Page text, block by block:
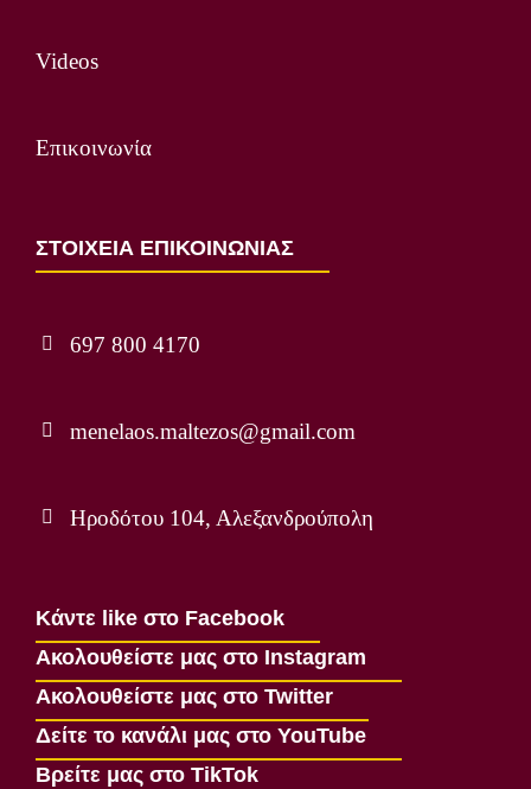
Videos
Επικοινωνία
ΣΤΟΙΧΕΙΑ ΕΠΙΚΟΙΝΩΝΙΑΣ
697 800 4170
menelaos.maltezos@gmail.com
Ηροδότου 104, Αλεξανδρούπολη
Κάντε like στο Facebook
Ακολουθείστε μας στο Instagram
Ακολουθείστε μας στο Twitter
Δείτε το κανάλι μας στο YouTube
Βρείτε μας στο TikTok